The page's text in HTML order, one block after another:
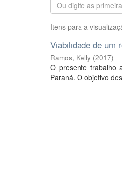
Itens para a
Viabilidade de um
Ramos, Kelly (2017)
O presente trabalho
Paraná. O objetivo